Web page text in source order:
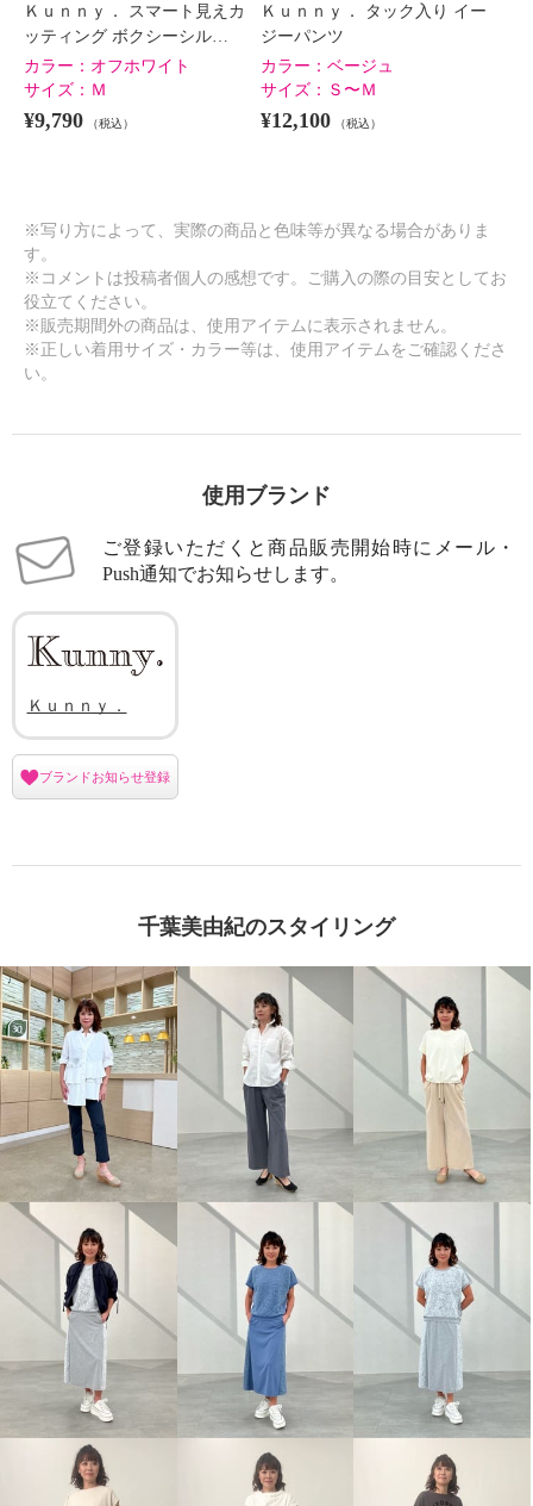
Ｋｕｎｎｙ． スマート見えカ
ッティング ボクシーシル…
カラー： オフホワイト
サイズ： Ｍ
¥9,790 （税込）
Ｋｕｎｎｙ． タック入り イー
ジーパンツ
カラー： ベージュ
サイズ： Ｓ〜Ｍ
¥12,100 （税込）
※写り方によって、実際の商品と色味等が異なる場合がありま
す。
※コメントは投稿者個人の感想です。ご購入の際の目安としてお
役立てください。
※販売期間外の商品は、使用アイテムに表示されません。
※正しい着用サイズ・カラー等は、使用アイテムをご確認くださ
い。
使用ブランド
ご登録いただくと商品販売開始時にメール・
Push通知でお知らせします。
Ｋｕｎｎｙ．
ブランドお知らせ登録
千葉美由紀のスタイリング